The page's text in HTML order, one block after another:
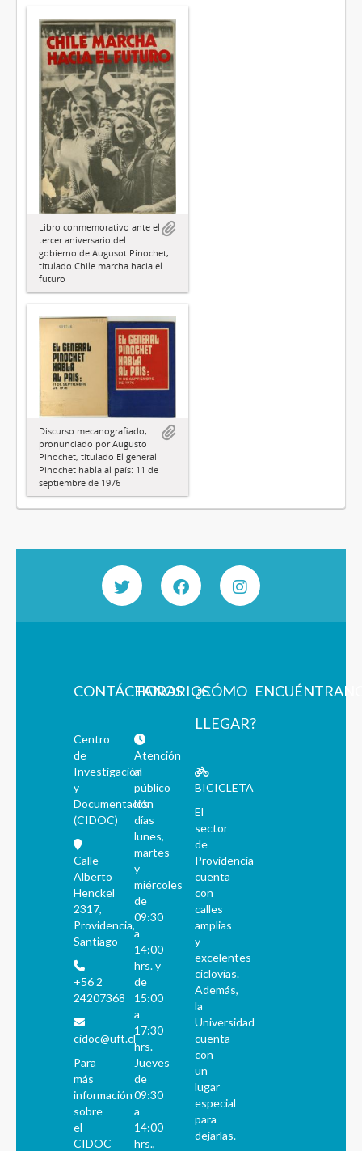
Libro conmemorativo ante el
tercer aniversario del
gobierno de Augusot Pinochet,
titulado Chile marcha hacia el
futuro
Discurso mecanografiado,
pronunciado por Augusto
Pinochet, titulado El general
Pinochet habla al país: 11 de
septiembre de 1976
CONTÁCTANOS
Centro
de
Investigación
y
Documentación
(CIDOC)
Calle
Alberto
Henckel
2317,
Providencia,
Santiago
+56 2
24207368
cidoc@uft.cl
Para
más
información
sobre
el
CIDOC
HORARIOS
Atención
al
público
los
días
lunes,
martes
y
miércoles
de
09:30
a
14:00
hrs. y
de
15:00
a
17:30
hrs.
Jueves
de
09:30
a
14:00
hrs.,
¿CÓMO
LLEGAR?
BICICLETA
El
sector
de
Providencia
cuenta
con
calles
amplias
y
excelentes
ciclovías.
Además,
la
Universidad
cuenta
con
un
lugar
especial
para
dejarlas.